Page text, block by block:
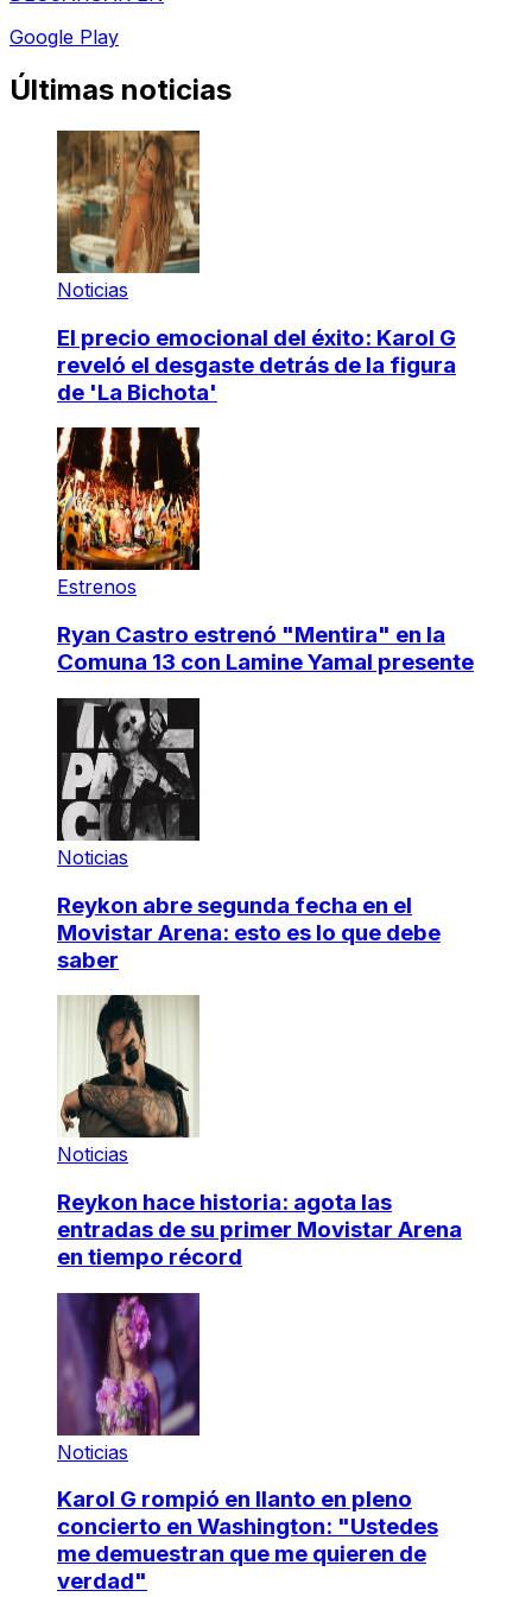
Google Play
Últimas noticias
Noticias
El precio emocional del éxito: Karol G
reveló el desgaste detrás de la figura
de 'La Bichota'
Estrenos
Ryan Castro estrenó "Mentira" en la
Comuna 13 con Lamine Yamal presente
Noticias
Reykon abre segunda fecha en el
Movistar Arena: esto es lo que debe
saber
Noticias
Reykon hace historia: agota las
entradas de su primer Movistar Arena
en tiempo récord
Noticias
Karol G rompió en llanto en pleno
concierto en Washington: "Ustedes
me demuestran que me quieren de
verdad"